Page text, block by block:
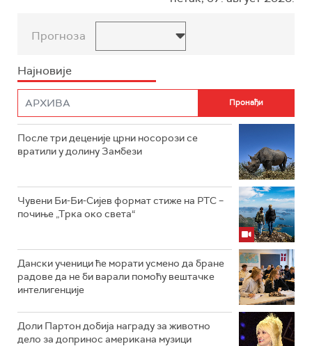
Прогноза
Најновије
После три деценије црни носорози се
вратили у долину Замбези
Чувени Би-Би-Сијев формат стиже на РТС –
почиње „Трка око света“
Дански ученици ће морати усмено да бране
радове да не би варали помоћу вештачке
интелигенције
Доли Партон добија награду за животно
дело за допринос американа музици